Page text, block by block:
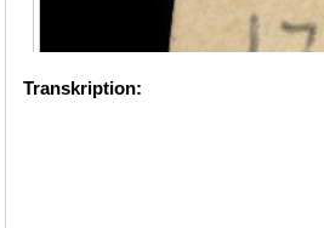
Transkription: